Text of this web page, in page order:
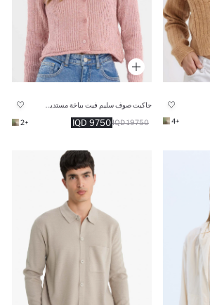
+4
9750 IQD 19750 IQD
+2